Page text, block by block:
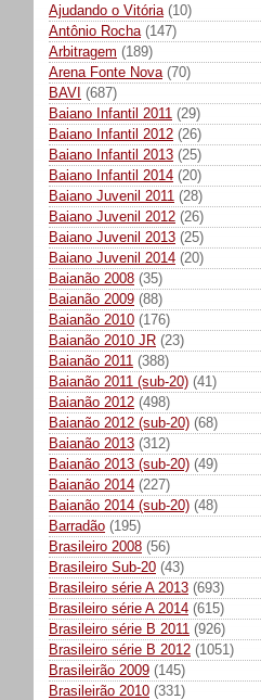
Ajudando o Vitória (10)
Antônio Rocha (147)
Arbitragem (189)
Arena Fonte Nova (70)
BAVI (687)
Baiano Infantil 2011 (29)
Baiano Infantil 2012 (26)
Baiano Infantil 2013 (25)
Baiano Infantil 2014 (20)
Baiano Juvenil 2011 (28)
Baiano Juvenil 2012 (26)
Baiano Juvenil 2013 (25)
Baiano Juvenil 2014 (20)
Baianão 2008 (35)
Baianão 2009 (88)
Baianão 2010 (176)
Baianão 2010 JR (23)
Baianão 2011 (388)
Baianão 2011 (sub-20) (41)
Baianão 2012 (498)
Baianão 2012 (sub-20) (68)
Baianão 2013 (312)
Baianão 2013 (sub-20) (49)
Baianão 2014 (227)
Baianão 2014 (sub-20) (48)
Barradão (195)
Brasileiro 2008 (56)
Brasileiro Sub-20 (43)
Brasileiro série A 2013 (693)
Brasileiro série A 2014 (615)
Brasileiro série B 2011 (926)
Brasileiro série B 2012 (1051)
Brasileirão 2009 (145)
Brasileirão 2010 (331)